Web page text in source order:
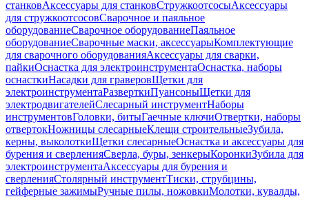
станковАксессуары для станковСтружкоотсосыАксессуары
для стружкоотсосовСварочное и паяльное
оборудованиеСварочное оборудованиеПаяльное
оборудованиеСварочные маски, аксессуарыКомплектующие
для сварочного оборудованияАксессуары для сварки,
пайкиОснастка для электроинструментаОснастка, наборы
оснасткиНасадки для граверовЩетки для
электроинструментаРазверткиПуансоныЩетки для
электродвигателейСлесарный инструментНаборы
инструментовГоловки, битыГаечные ключиОтвертки, наборы
отвертокНожницы слесарныеКлещи строительныеЗубила,
керны, выколоткиЩетки слесарныеОснастка и аксессуары для
бурения и сверленияСверла, буры, зенкерыКоронкиЗубила для
электроинструментаАксессуары для бурения и
сверленияСтолярный инструментТиски, струбцины,
гейферные зажимыРучные пилы, ножовкиМолотки, кувалды,